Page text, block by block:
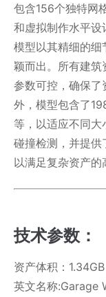
包含156个独特网
和虚拟制作水平设
模型以其精细的
颖而出。所有建筑
参数可控，确保
外，模型包含了
等，以适应不同
碰撞检测，并提
以满足复杂资产的
技术参数：
资产体积：1.34GB
英文名称:Garage